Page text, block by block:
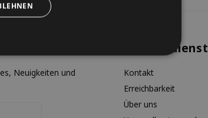
Neuigkeiten und
Kundendienst
Kontakt
Erreichbarkeit
Über uns